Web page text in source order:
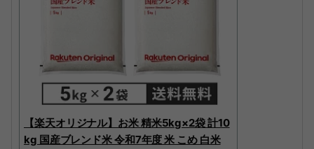
【楽天オリジナル】お米 精米5kg×2袋 計10
kg 国産ブレンド米 令和7年度 米 こめ 白米